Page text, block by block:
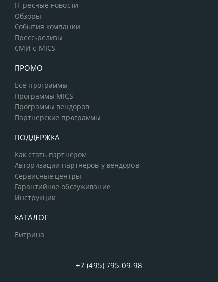
IT-ресные новости
Обзоры
События компании
Пресс-релизы
СМИ о MICS
ПРОМО
Все программы
Программы MICS
Программы вендоров
Партнерские программы
ПОДДЕРЖКА
Как стать партнером
Авторизации партнеров у вендоров
Сервисные центры
Гарантийное обслуживание
Инструкции
КАТАЛОГ
Витрина
+7 (495) 795-09-98